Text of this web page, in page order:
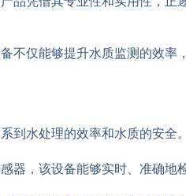
不仅能够提升水质监测的效
水处理的效率和水质的安全
，该设备能够实时、准确地